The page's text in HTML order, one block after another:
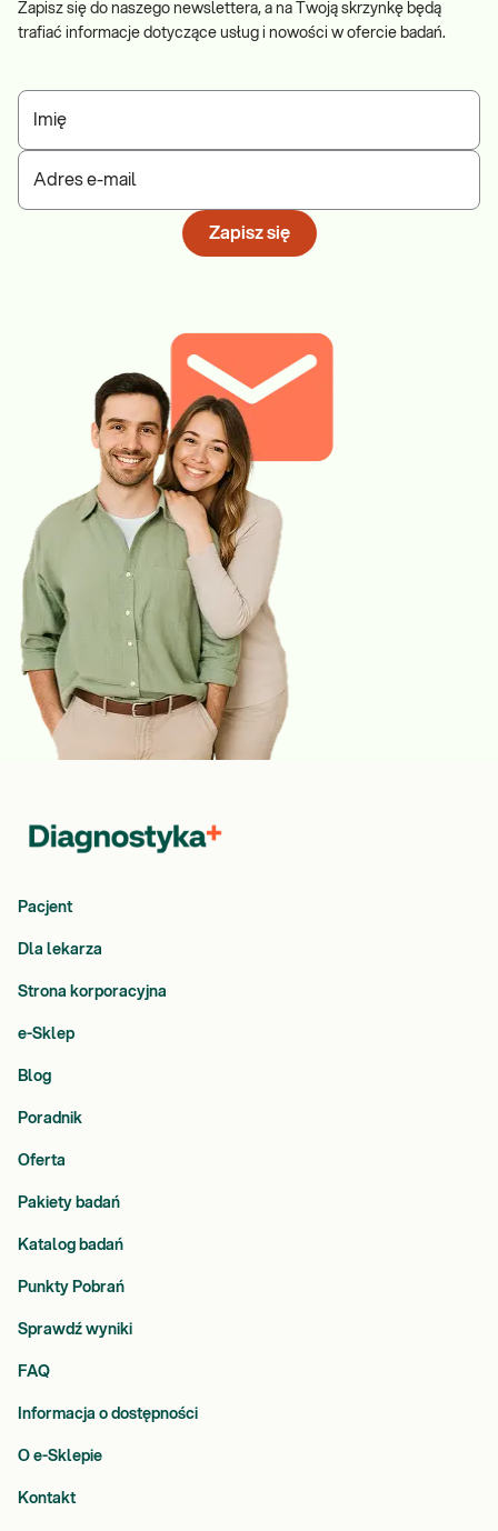
Zapisz się do naszego newslettera, a na Twoją skrzynkę będą
trafiać informacje dotyczące usług i nowości w ofercie badań.
Imię
Adres e-mail
Zapisz się
Pacjent
Dla lekarza
Strona korporacyjna
e-Sklep
Blog
Poradnik
Oferta
Pakiety badań
Katalog badań
Punkty Pobrań
Sprawdź wyniki
FAQ
Informacja o dostępności
O e-Sklepie
Kontakt